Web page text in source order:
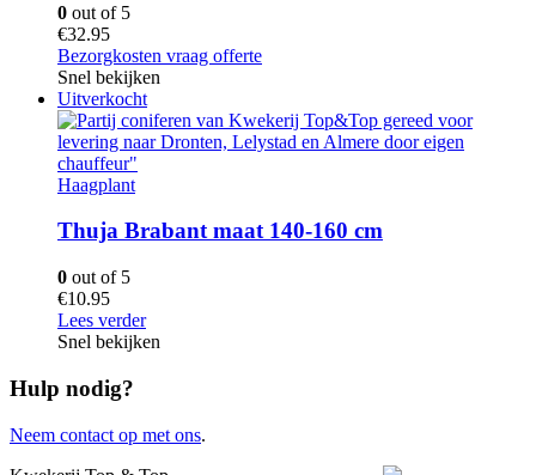
0 out of 5
€32.95
Bezorgkosten vraag offerte
Snel bekijken
Uitverkocht
Haagplant
Thuja Brabant maat 140-160 cm
0 out of 5
€10.95
Lees verder
Snel bekijken
Hulp nodig?
Neem contact op met ons.